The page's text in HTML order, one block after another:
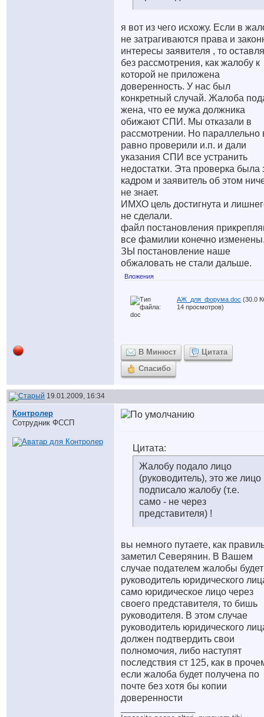
я вот из чего исхожу. Если в
не затрагиваются права и
интересы заявителя , то
без рассмотрения, как жалобу к
которой не приложена
доверенность. У нас был
конкретный случай. Жалоба
жена, что ее мужа должника
обижают СПИ. Мы отказали в
рассмотрении. Но параллельно
равно проверили и.п. и дали
указания СПИ все устранить
недостатки. Эта проверка была
кадром и заявитель об этом
не знает.
ИМХО цель достигнута и
не сделали.
файл постановления
все фамилии конечно
ЗЫ постановление наше
обжаловать не стали дальше.
Вложения
АЖ_для_форума.doc (30.0
14 просмотров)
В Минюст
Цитата
Спасибо
19.01.2009, 16:34
Контролер
Сотрудник ФССП
Цитата:
Жалобу подало лицо
(руководитель), это же лицо
подписало жалобу (т.е.
само - не через
представителя) !
вы немного путаете, как
заметил Северянин. В Вашем
случае подателем жалобы
руководитель юридического
само юридическое лицо через
своего представителя, то бишь
руководителя. В этом случае
руководитель юридического
должен подтвердить свои
полномочия, либо наступят
последствия ст 125, как в
если жалоба будет получена по
почте без хотя бы копии
доверенности